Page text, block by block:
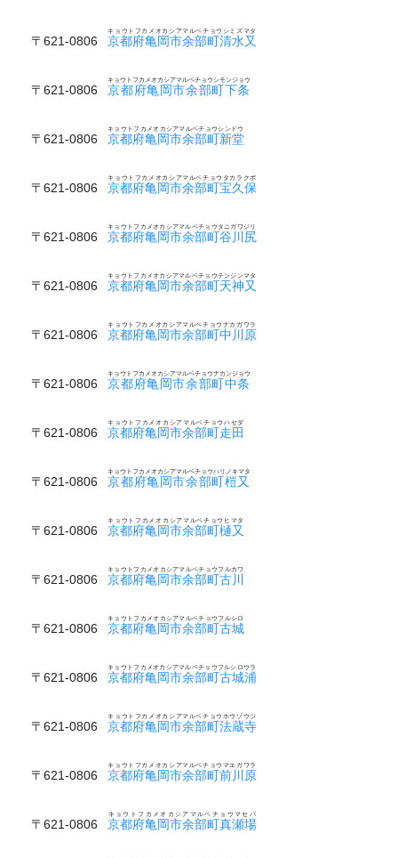
〒621-0806 京都府亀岡市余部町清水又
キョウトフカメオカシアマルベチョウシミズマタ
〒621-0806 京都府亀岡市余部町下条
キョウトフカメオカシアマルベチョウシモンジョウ
〒621-0806 京都府亀岡市余部町新堂
キョウトフカメオカシアマルベチョウシンドウ
〒621-0806 京都府亀岡市余部町宝久保
キョウトフカメオカシアマルベチョウタカラクボ
〒621-0806 京都府亀岡市余部町谷川尻
キョウトフカメオカシアマルベチョウタニガワジリ
〒621-0806 京都府亀岡市余部町天神又
キョウトフカメオカシアマルベチョウテンジンマタ
〒621-0806 京都府亀岡市余部町中川原
キョウトフカメオカシアマルベチョウナカガワラ
〒621-0806 京都府亀岡市余部町中条
キョウトフカメオカシアマルベチョウナカンジョウ
〒621-0806 京都府亀岡市余部町走田
キョウトフカメオカシアマルベチョウハセダ
〒621-0806 京都府亀岡市余部町榿又
キョウトフカメオカシアマルベチョウハリノキマタ
〒621-0806 京都府亀岡市余部町樋又
キョウトフカメオカシアマルベチョウヒマタ
〒621-0806 京都府亀岡市余部町古川
キョウトフカメオカシアマルベチョウフルカワ
〒621-0806 京都府亀岡市余部町古城
キョウトフカメオカシアマルベチョウフルシロ
〒621-0806 京都府亀岡市余部町古城浦
キョウトフカメオカシアマルベチョウフルシロウラ
〒621-0806 京都府亀岡市余部町法蔵寺
キョウトフカメオカシアマルベチョウホウゾウジ
〒621-0806 京都府亀岡市余部町前川原
キョウトフカメオカシアマルベチョウマエガワラ
〒621-0806 京都府亀岡市余部町真瀬場
キョウトフカメオカシアマルベチョウマセバ